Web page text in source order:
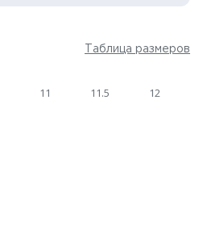
Таблица размеров
11 11.5 12